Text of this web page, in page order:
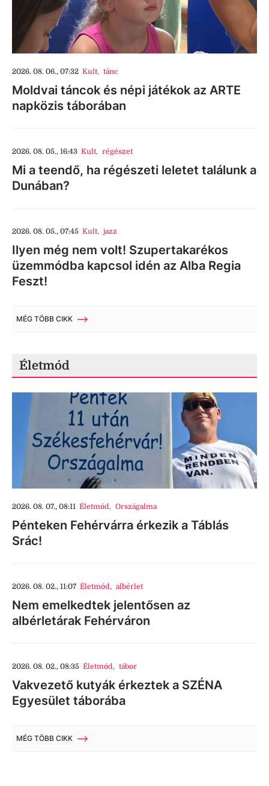
2026. 08. 06., 07:32 Kult, tánc
Moldvai táncok és népi játékok az ARTE
napközis táborában
2026. 08. 05., 16:43 Kult, régészet
Mi a teendő, ha régészeti leletet találunk a
Dunában?
2026. 08. 05., 07:45 Kult, jazz
Ilyen még nem volt! Szupertakarékos
üzemmódba kapcsol idén az Alba Regia
Feszt!
MÉG TÖBB CIKK
Életmód
2026. 08. 07., 08:11 Életmód, Országalma
Pénteken Fehérvárra érkezik a Táblás
Srác!
2026. 08. 02., 11:07 Életmód, albérlet
Nem emelkedtek jelentősen az
albérletárak Fehérváron
2026. 08. 02., 08:35 Életmód, tábor
Vakvezető kutyák érkeztek a SZÉNA
Egyesület táborába
MÉG TÖBB CIKK